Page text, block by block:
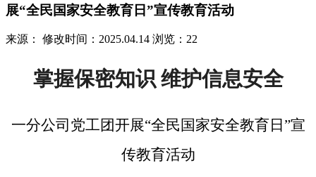
展“全民国家安全教育日”宣传教育活动
来源： 修改时间：2025.04.14 浏览：22
掌握保密知识 维护信息安全
一分公司党工团开展“全民国家安全教育日”宣
传教育活动